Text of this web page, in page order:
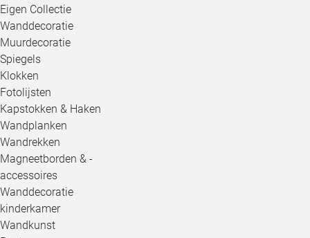
Eigen Collectie
Wanddecoratie
Muurdecoratie
Spiegels
Klokken
Fotolijsten
Kapstokken & Haken
Wandplanken
Wandrekken
Magneetborden & -
accessoires
Wanddecoratie
kinderkamer
Wandkunst